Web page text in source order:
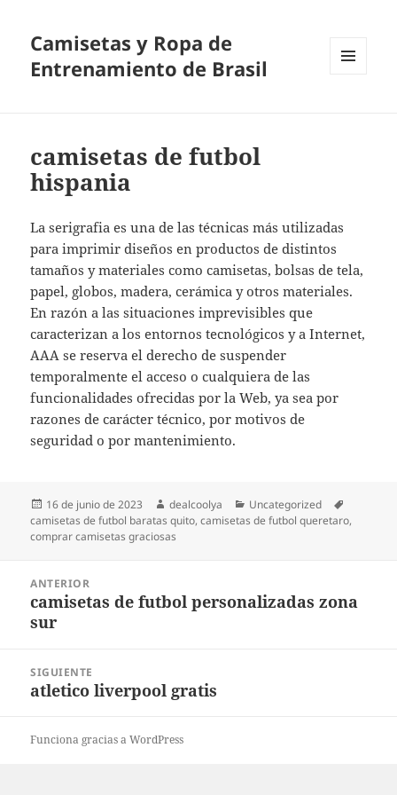
Camisetas y Ropa de
Entrenamiento de Brasil
camisetas de futbol
hispania
La serigrafia es una de las técnicas más utilizadas
para imprimir diseños en productos de distintos
tamaños y materiales como camisetas, bolsas de tela,
papel, globos, madera, cerámica y otros materiales.
En razón a las situaciones imprevisibles que
caracterizan a los entornos tecnológicos y a Internet,
AAA se reserva el derecho de suspender
temporalmente el acceso o cualquiera de las
funcionalidades ofrecidas por la Web, ya sea por
razones de carácter técnico, por motivos de
seguridad o por mantenimiento.
Publicado
el
16 de junio de 2023 Autor
dealcoolya Categorías
Uncategorized
camisetas de futbol baratas quito,camisetas de futbol queretaro,
comprar camisetas graciosas
entradas
ANTERIOR
Entrada
anterior:
camisetas de futbol personalizadas zona
sur
SIGUIENTE
Entrada
atletico liverpool gratis
Funciona gracias a WordPress